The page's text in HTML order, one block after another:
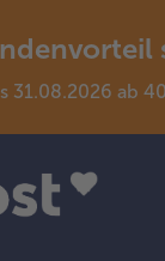
31.08.2026 ab